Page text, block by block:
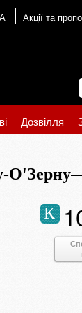
Акції та
Дозвілля
О'Зерну
К